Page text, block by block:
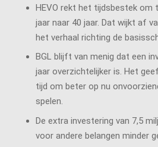
HEVO rekt het tijdsbestek om
jaar naar 40 jaar. Dat wijkt af
het verhaal richting de
BGL blijft van menig dat een
jaar overzichtelijker is. Het
tijd om beter op nu
spelen.
De extra investering van 7,5
voor andere belangen minder